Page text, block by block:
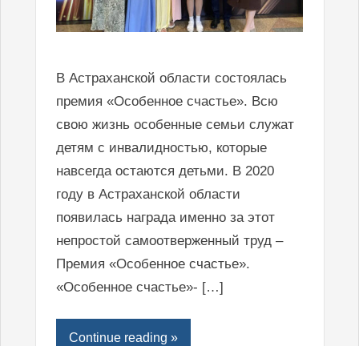
В Астраханской области состоялась
премия «Особенное счастье». Всю
свою жизнь особенные семьи служат
детям с инвалидностью, которые
навсегда остаются детьми. В 2020
году в Астраханской области
появилась награда именно за этот
непростой самоотверженный труд –
Премия «Особенное счастье».
«Особенное счастье»- […]
Continue reading »